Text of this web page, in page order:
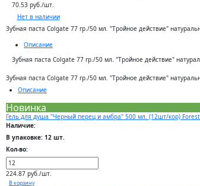
70.53 руб./шт.
Нет в наличии
Зубная паста Colgate 77 гр./50 мл. "Тройное действие"
Описание
Зубная паста Colgate 77 гр./50 мл. "Тройное действие"
Зубная паста Colgate 77 гр./50 мл. "Тройное действие"
Описание
Новинка
Гель для душа "Черный перец и амбра" 500 мл. (12шт/кор)
Наличие:
В упаковке: 12 шт.
Кол-во:
224.87 руб./шт.
В корзину